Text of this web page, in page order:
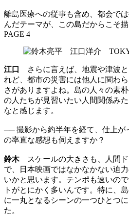
離島医療への従事も含め、都会で
んだテーマが、この島だからこそ
PAGE 4
江口
さらに言えば、地震や津波
れど、都市の災害には他人に関わ
さがありますよね。島の人々の素
の人たちが見習いたい人間関係み
なと感じます。
── 撮影から約半年を経て、仕上が
の率直な感想も伺えますか？
鈴木スケールの大きさも、人間ド
で、日本映画ではなかなかない迫
いかと思います。テンポも速いの
トがとにかく多いんです。特に、
に一丸となるシーンの一つひとつ
た。